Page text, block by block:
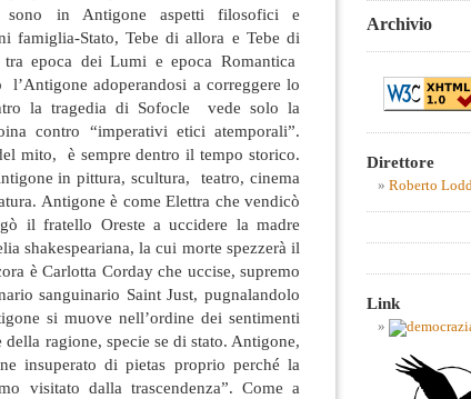
in Antigone aspetti filosofici e
famiglia-Stato, Tebe di allora e Tebe di
epoca dei Lumi e epoca Romantica
adoperandosi a correggere lo
la tragedia di Sofocle vede solo la
contro “imperativi etici atemporali”.
mito, è sempre dentro il tempo storico.
in pittura, scultura, teatro, cinema
Antigone è come Elettra che vendicò
il fratello Oreste a uccidere la madre
shakespeariana, la cui morte spezzerà il
è Carlotta Corday che uccise, supremo
sanguinario Saint Just, pugnalandolo
si muove nell’ordine dei sentimenti
ragione, specie se di stato. Antigone,
insuperato di pietas proprio perché la
visitato dalla trascendenza”. Come a
Archivio
Direttore
Roberto
Link